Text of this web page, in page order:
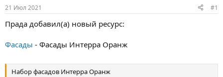
21 Июл 2021 #1
Прада добавил(а) новый ресурс:
Фасады - Фасады Интерра Оранж
Набор фасадов Интерра Оранж